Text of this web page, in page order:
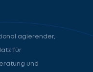
agierender,
für
und